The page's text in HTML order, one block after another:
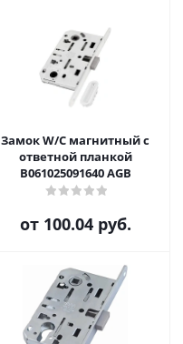
Замок W/C магнитный с
ответной планкой
B061025091640 AGB
от 100.04 руб.